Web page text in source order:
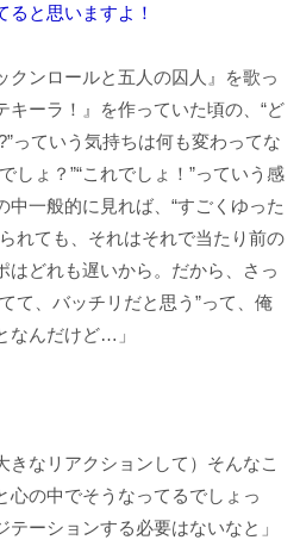
と思いますよ！
クンロールと五人の囚人』を歌っ
キーラ！』を作っていた頃の、“ど
っていう気持ちは何も変わってな
しょ？”“これでしょ！”っていう感
中一般的に見れば、“すごくゆった
れても、それはそれで当たり前の
はどれも遅いから。だから、さっ
て、バッチリだと思う”って、俺
なんだけど…」
きなリアクションして）そんなこ
心の中でそうなってるでしょっ
ーションする必要はないなと」